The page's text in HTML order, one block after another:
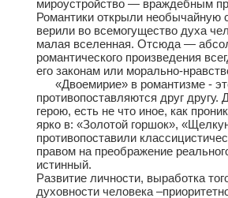
мироустройство — враждебным
Романтики открыли необычайную
верили во всемогущество духа
малая вселенная. Отсюда —
романтического произведения
его законам или морально-
«Двоемирие» в романтизме -
противопоставляются друг
герою, есть не что иное, как
ярко в: «Золотой горшок»,
противопоставили
правом на преображение
истинный.
Развитие личности, выработка
духовности человека